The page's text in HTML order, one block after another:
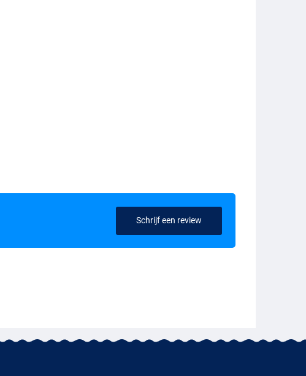
Schrijf een review